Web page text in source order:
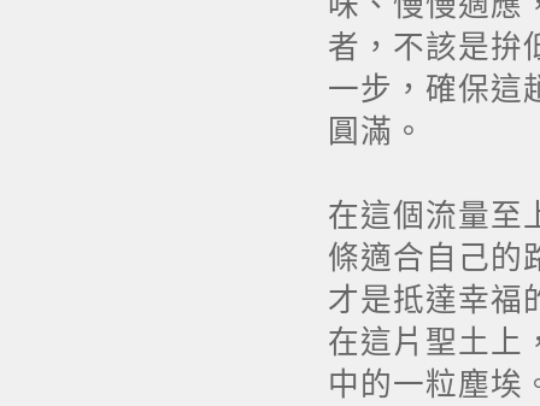
者，不該是拚
一步，確保這
圓滿。
在這個流量至
條適合自己的
才是抵達幸福
在這片聖土上
中的一粒塵埃